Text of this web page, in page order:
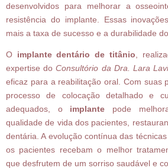
desenvolvidos para melhorar a
resistência do implante. Essas
mais a taxa de sucesso e a durabilidade
O implante dentário de titânio ,
expertise doConsultório da Dra. Lara
eficaz para a reabilitação oral. Com suas
processo de colocação detalhado e
adequados, o implante pode
qualidade de vida dos pacientes,
dentária. A evolução contínua das
os pacientes recebam o melhor
que desfrutem de um sorriso saudável e